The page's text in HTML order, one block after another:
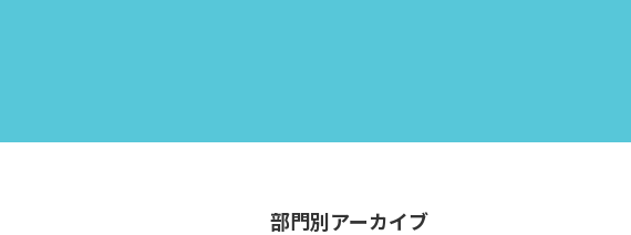
部門別アーカイブ